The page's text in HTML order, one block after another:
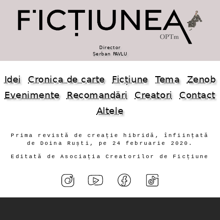
Director
Șerban PAVLU
Idei Cronica de carte Ficțiune Tema
Zenob
Evenimente
Recomandări Creatori
Contact
Altele
Prima revistă de creație hibridă, înființată
de Doina Ruști, pe 24 februarie 2020.
Editată de Asociația Creatorilor de Ficțiune